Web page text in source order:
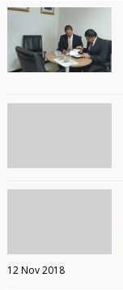
12 Nov 2018